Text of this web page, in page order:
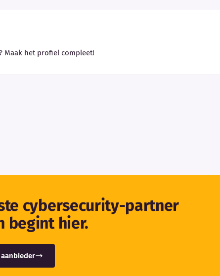
Maak het profiel compleet!
cybersecurity-partner
begint hier.